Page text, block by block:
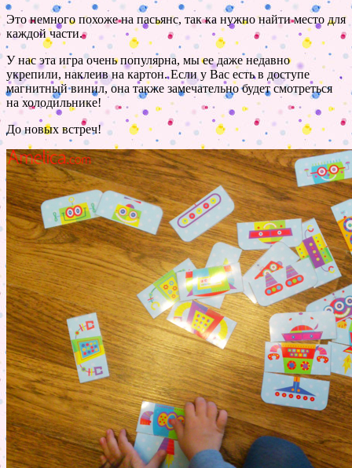
Это немного похоже на пасьянс, так ка нужно найти место для
каждой части.
У нас эта игра очень популярна, мы ее даже недавно
укрепили, наклеив на картон. Если у Вас есть в доступе
магнитный винил, она также замечательно будет смотреться
на холодильнике!
До новых встреч!